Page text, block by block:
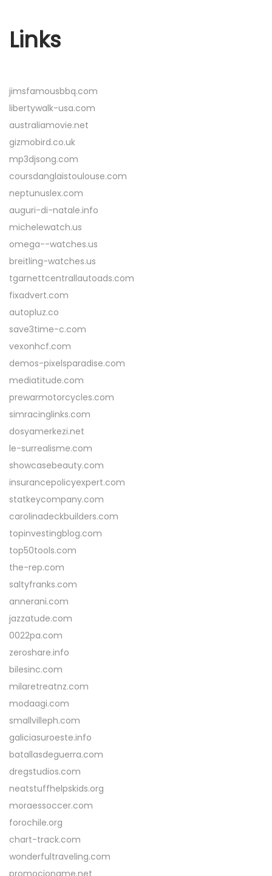
Links
jimsfamousbbq.com
libertywalk-usa.com
australiamovie.net
gizmobird.co.uk
mp3djsong.com
coursdanglaistoulouse.com
neptunuslex.com
auguri-di-natale.info
michelewatch.us
omega--watches.us
breitling-watches.us
tgarnettcentrallautoads.com
fixadvert.com
autopluz.co
save3time-c.com
vexonhcf.com
demos-pixelsparadise.com
mediatitude.com
prewarmotorcycles.com
simracinglinks.com
dosyamerkezi.net
le-surrealisme.com
showcasebeauty.com
insurancepolicyexpert.com
statkeycompany.com
carolinadeckbuilders.com
topinvestingblog.com
top50tools.com
the-rep.com
saltyfranks.com
annerani.com
jazzatude.com
0022pa.com
zeroshare.info
bilesinc.com
milaretreatnz.com
modaagi.com
smallvilleph.com
galiciasuroeste.info
batallasdeguerra.com
dregstudios.com
neatstuffhelpskids.org
moraessoccer.com
forochile.org
chart-track.com
wonderfultraveling.com